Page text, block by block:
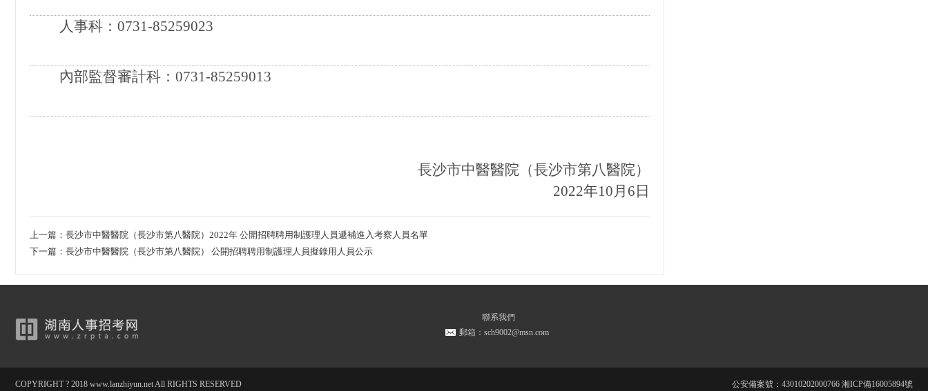
人事科： 0731-85259023
內部監督審計科： 0731-85259013
長沙市中醫醫院（長沙市第八醫院）
2022年10月6日
上一篇： 長沙市中醫醫院（長沙市第八醫院）2022年 公開招聘聘用制護理人員遞補進入考察人員名單
下一篇： 長沙市中醫醫院（長沙市第八醫院） 公開招聘聘用制護理人員擬錄用人員公示
聯系我們
郵箱：sch9002@msn.com
COPYRIGHT ? 2018 www.lanzhiyun.net All RIGHTS RESERVED 公安備案號：43010202000766 湘ICP備16005894號